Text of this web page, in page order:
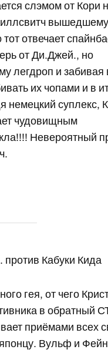
слэмом от Кори
отвечает
от Ди.Джей., но
легдроп и забивая
их чопами и в
немецкий суплекс,
чудовищным
Невероятный
Кабуки Кида
гея, от чего
в обратный
приёмами всех
Вульф и